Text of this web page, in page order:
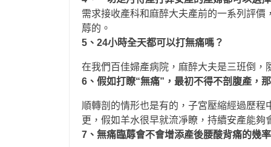
需求接收產科和麻醉大夫產前的一系列評
蓐的。
5、24小時全天都可以打無痛嗎？
在我們百佳婦產病院，麻醉大夫是三班倒，
6、假如打瞭“無痛”，最初不得不剖腹產，
順轉剖的情形也是有的，子宮壓縮經過歷程
更，假如羊水很早就流凈瞭，持續安產能
7、無痛臨蓐會不會增添產後腰酸背痛的幾